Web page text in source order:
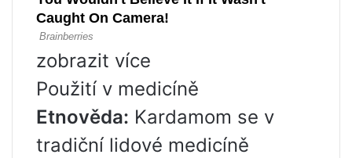
zobrazit více
Použití v medicíně
Etnověda: Kardamom se v
tradiční lidové medicíně